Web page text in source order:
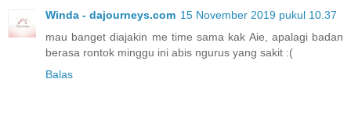
Winda - dajourneys.com 15 November 2019 pukul 10.37
mau banget diajakin me time sama kak Aie, apalagi badan
berasa rontok minggu ini abis ngurus yang sakit :(
Balas